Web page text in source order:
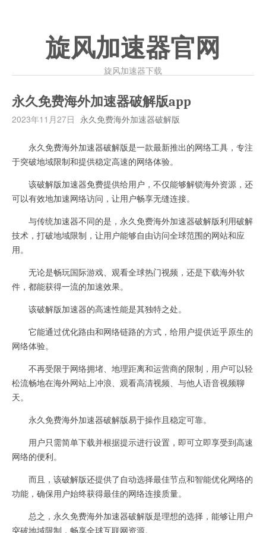
旋风加速器官网
旋风加速器下载
永久免费海外加速器破解版app
2023年11月27日 永久免费海外加速器破解版
永久免费海外加速器破解版是一款最新推出的网络工具，专注
于突破地域限制和提供稳定高速的网络体验。
该破解版加速器免费提供给用户，不仅能够解锁海外资源，还
可以有效地加速网络访问，让用户畅享无缝连接。
与传统加速器不同的是，永久免费海外加速器破解版利用破解
技术，打破地域限制，让用户能够自由访问全球范围的网站和应
用。
无论是畅玩国际游戏、观看全球热门视频，还是下载海外软
件，都能获得一流的加速效果。
该破解版加速器的高速性能是其独特之处。
它能通过优化路由和网络链路的方式，给用户提供近乎原生的
网络体验。
不再受限于网络拥堵、地理距离和运营商的限制，用户可以轻
松流畅地在海外网站上冲浪、观看高清视频、与他人语音视频聊
天。
永久免费海外加速器破解版易于操作且稳定可靠。
用户只需简单下载并根据提示进行设置，即可立即享受到高速
网络的便利。
而且，该破解版还提供了自动选择最佳节点和智能优化网络的
功能，确保用户始终获得最佳的网络连接质量。
总之，永久免费海外加速器破解版是理想的选择，能够让用户
突破地域限制，畅享全球互联网资源。